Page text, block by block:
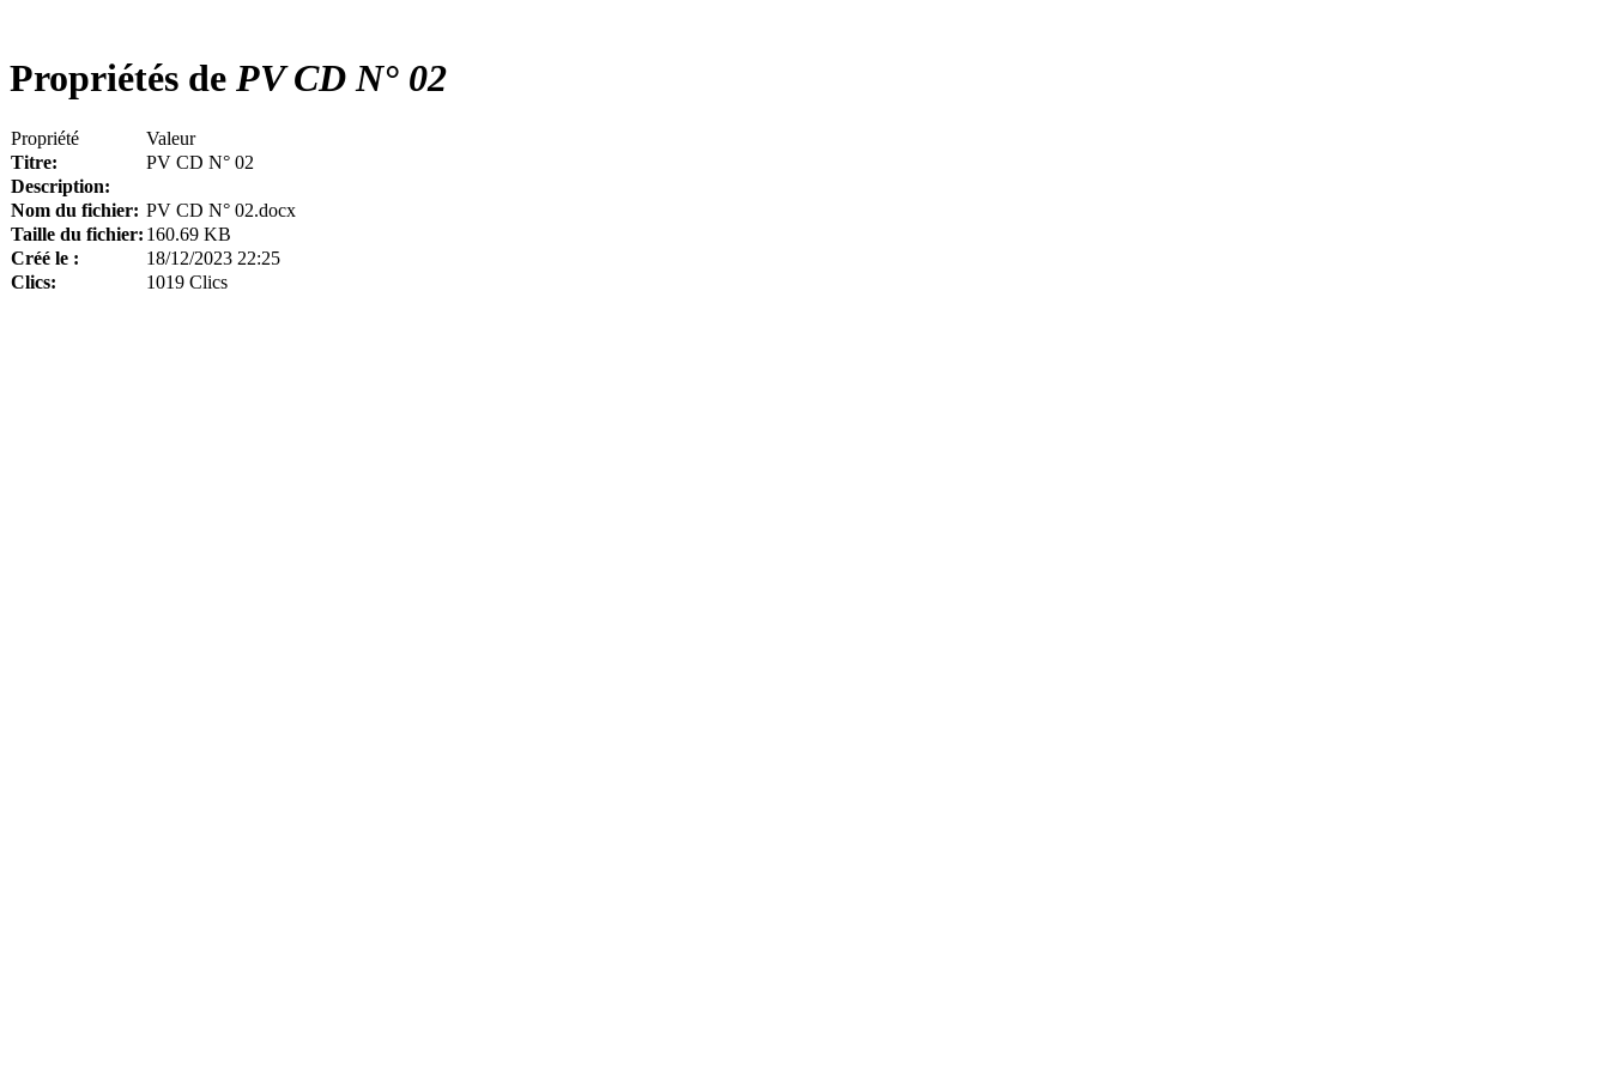
Propriétés de PV CD N° 02
Propriété
Valeur
Titre:
PV CD N° 02
Description:
Nom du fichier: PV CD N° 02.docx
Taille du fichier: 160.69 KB
Créé le :
18/12/2023 22:25
Clics:
1019 Clics